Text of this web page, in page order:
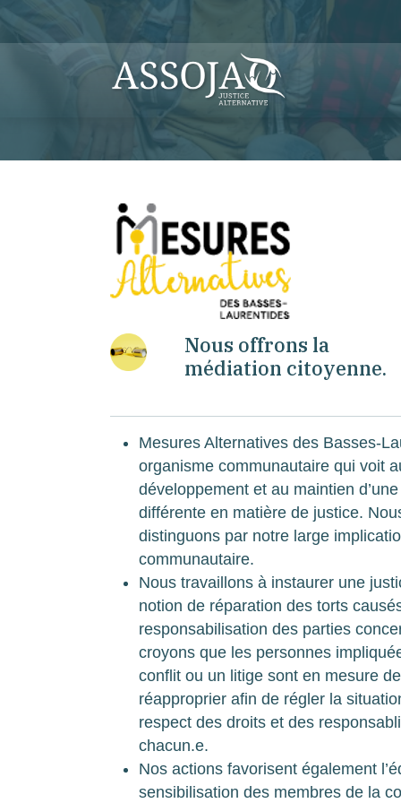
Nous offrons la
médiation citoyenne.
Mesures Alternatives des Basses-
organisme communautaire qui voit
développement et au maintien
différente en matière de justice.
distinguons par notre large
communautaire.
Nous travaillons à instaurer une
notion de réparation des torts
responsabilisation des parties
croyons que les personnes
conflit ou un litige sont en mesure
réapproprier afin de régler la
respect des droits et des
chacun.e.
Nos actions favorisent également
sensibilisation des membres de la